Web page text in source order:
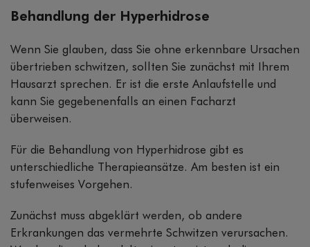
Behandlung der Hyperhidrose
Wenn Sie glauben, dass Sie ohne erkennbare Ursachen
übertrieben schwitzen, sollten Sie zunächst mit Ihrem
Hausarzt sprechen. Er ist die erste Anlaufstelle und
kann Sie gegebenenfalls an einen Facharzt
überweisen.
Für die Behandlung von Hyperhidrose gibt es
unterschiedliche Therapieansätze. Am besten ist ein
stufenweises Vorgehen.
Zunächst muss abgeklärt werden, ob andere
Erkrankungen das vermehrte Schwitzen verursachen.